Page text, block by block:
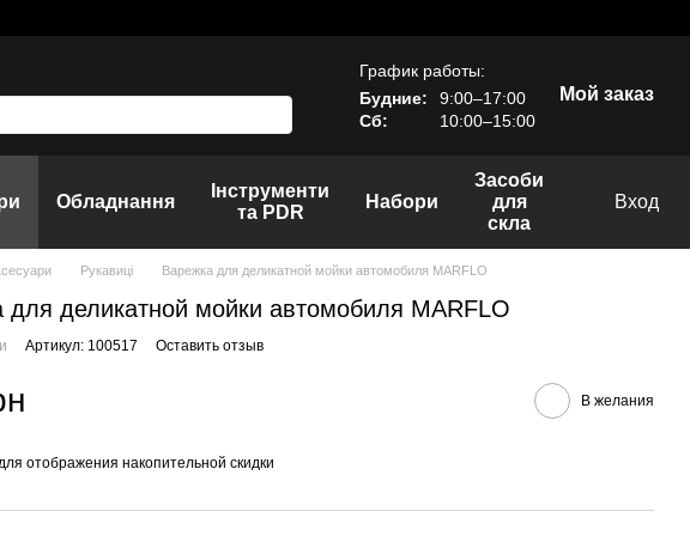
График работы:
Будние:
9:00–17:00
Сб:
10:00–15:00
Мой заказ
Обладнання
Інструменти
та PDR
Набори
Засоби
для
скла
Вход
Рукавиці Варежка для деликатной мойки автомобиля MARFLO
для деликатной мойки автомобиля MARFLO
Артикул: 100517 Оставить отзыв
В желания
для отображения накопительной скидки